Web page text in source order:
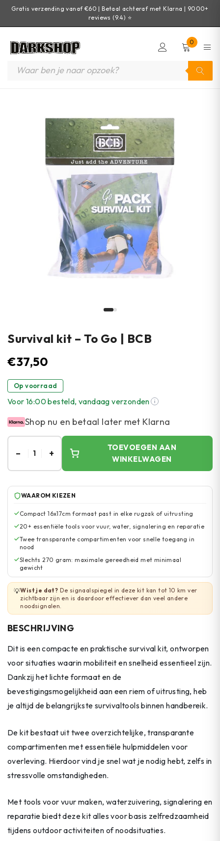
Gratis verzending vanaf €60 | Betaal achteraf met Klarna | 9000+
reviews (9.4) ⭐
0
Survival kit – To Go | BCB
€37,50
Op voorraad
Voor 16:00 besteld, vandaag verzonden
Shop nu en betaal later met Klarna
– 1 +
TOEVOEGEN AAN
WINKELWAGEN
WAAROM KIEZEN
Compact 16x17cm formaat past in elke rugzak of uitrusting
20+ essentiële tools voor vuur, water, signalering en reparatie
Twee transparante compartimenten voor snelle toegang in
nood
Slechts 270 gram: maximale gereedheid met minimaal
gewicht
💡Wist je dat? De signaalspiegel in deze kit kan tot 10 km ver
zichtbaar zijn en is daardoor effectiever dan veel andere
noodsignalen.
BESCHRIJVING
Dit is een compacte en praktische survival kit, ontworpen
voor situaties waarin mobiliteit en snelheid essentieel zijn.
Dankzij het lichte formaat en de
bevestigingsmogelijkheid aan een riem of uitrusting, heb
je altijd de belangrijkste survivaltools binnen handbereik.
De kit bestaat uit twee overzichtelijke, transparante
compartimenten met essentiële hulpmiddelen voor
overleving. Hierdoor vind je snel wat je nodig hebt, zelfs in
stressvolle omstandigheden.
Met tools voor vuur maken, waterzuivering, signalering en
reparatie biedt deze kit alles voor basis zelfredzaamheid
tijdens outdoor activiteiten of noodsituaties.